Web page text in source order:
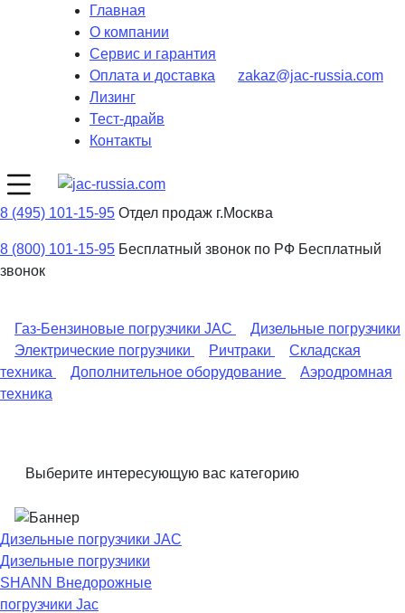
Главная
О компании
Сервис и гарантия
Оплата и доставка
Лизинг
Тест-драйв
Контакты
zakaz@jac-russia.com
8 (495) 101-15-95 Отдел продаж г.Москва
8 (800) 101-15-95 Бесплатный звонок по РФ Бесплатный
звонок
Газ-Бензиновые погрузчики JAC
Дизельные погрузчики
Электрические погрузчики
Ричтраки
Складская
техника
Дополнительное оборудование
Аэродромная
техника
Выберите интересующую вас категорию
Дизельные погрузчики JAC
Дизельные погрузчики
SHANN Внедорожные
погрузчики Jac